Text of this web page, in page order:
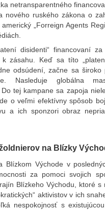
netransparentného
nového ruského zákona o
„Forreign Agents
disidenti“ financovaní
k zásahu. Keď sa títo
odsúdení, začne sa
Nasleduje globálna
tej kampane sa zapoja
o veľmi efektívny spôsob
a ich sponzori obraz
na Blízky
Blízkom Východe v
za pomoci svojich
Blízkeho Východu, ktoré
aktivistov v ich
nespokojnosť s